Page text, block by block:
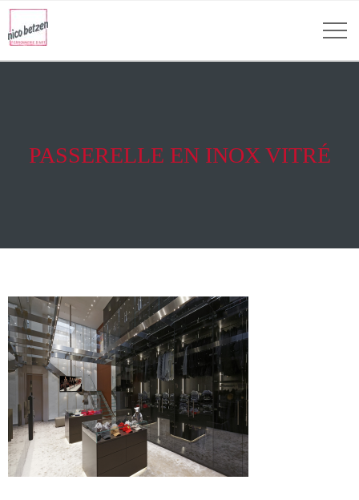
PASSERELLE EN INOX VITRÉ